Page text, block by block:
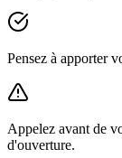
Pensez à apporter
Appelez avant de
d'ouverture.